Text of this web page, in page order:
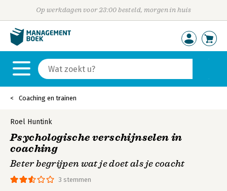
Op werkdagen voor 23:00 besteld, morgen in huis
Coaching en trainen
3 stemmen
Roel Huntink
Psychologische verschijnselen in
coaching
Beter begrijpen wat je doet als je coacht